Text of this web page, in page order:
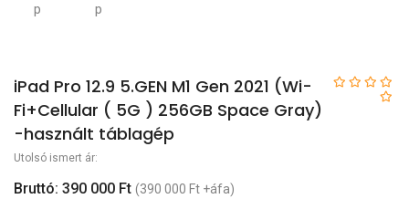
iPad Pro 12.9 5.GEN M1 Gen 2021 (Wi-
Fi+Cellular ( 5G ) 256GB Space Gray)
-használt táblagép
Utolsó ismert ár:
Bruttó: 390 000 Ft (390 000 Ft +áfa)